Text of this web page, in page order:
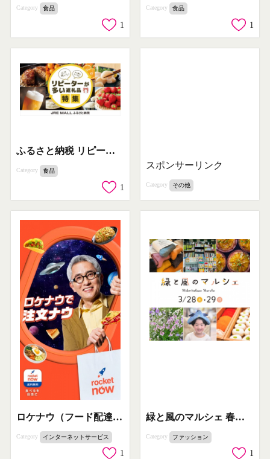
Category 食品
1
Category 食品
1
ふるさと納税 リピーター向け返礼品特集
Category 食品
1
スポンサーリンク
Category その他
ロケナウ（フード配達サービス）
Category インターネットサービス
1
緑と風のマルシェ 春の手作り青空市
Category ファッション
1